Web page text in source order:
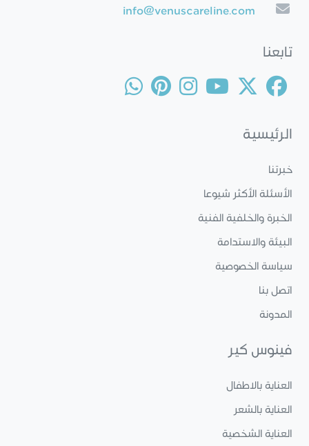
info@venuscareline.com
تابعنا
الرئيسية
خبرتنا
الأسئلة الأكثر شيوعا
الخبرة والخلفية الفنية
البيئة والاستدامة
سياسة الخصوصية
اتصل بنا
المدونة
فينوس كير
العناية بالاطفال
العناية بالشعر
العناية الشخصية